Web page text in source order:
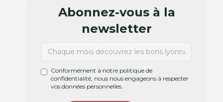
Abonnez-vous à la
newsletter
Conformément à notre politique de
confidentialité, nous nous engageons à respecter
vos données personnelles.